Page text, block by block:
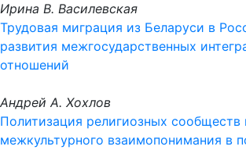
Ирина В. Василевская
Трудовая миграция из Беларуси в
развития межгосударственных
отношений
Андрей А. Хохлов
Политизация религиозных
межкультурного взаимопонимания в